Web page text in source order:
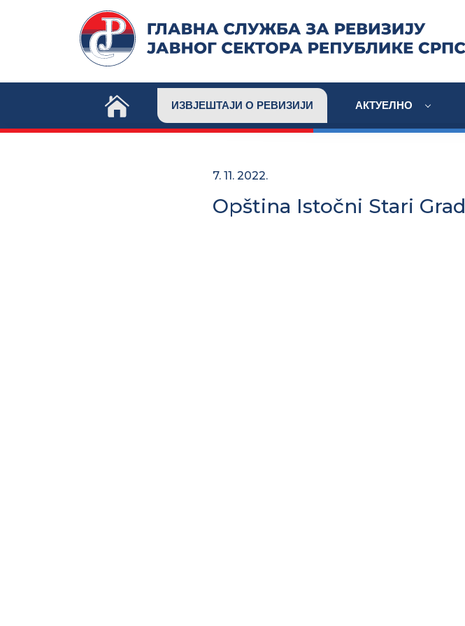
ИЗВЈЕШТАЈИ О РЕВИЗИЈИ АКТУЕЛНО
7. 11. 2022.
Opština Istočni Stari Grad